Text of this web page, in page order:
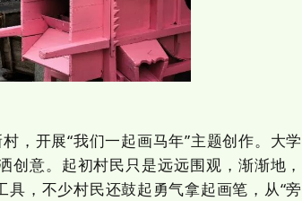
开展“我们一起画马年”主题创作。大学
意。起初村民只是远远围观，渐渐地，
，不少村民还鼓起勇气拿起画笔，从“旁